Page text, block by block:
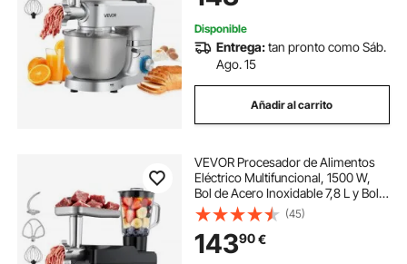
Plano
Disponible
Entrega:tan pronto como Sáb.
Ago. 15
Añadir al carrito
VEVOR Procesador de Alimentos
Eléctrico Multifuncional, 1500 W,
Bol de Acero Inoxidable 7,8 L y Bol
para Mezclar 1,5 L, con 6
Velocidades + P, Gancho para
Amasar, Batidor de Varillas y El
Plano
(45)
14390€